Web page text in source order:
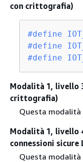
con crittografia)
#define
#define
#define
Modalità 1, livello
crittografia)
Questa
Modalità 1, livello
connessioni
Questa